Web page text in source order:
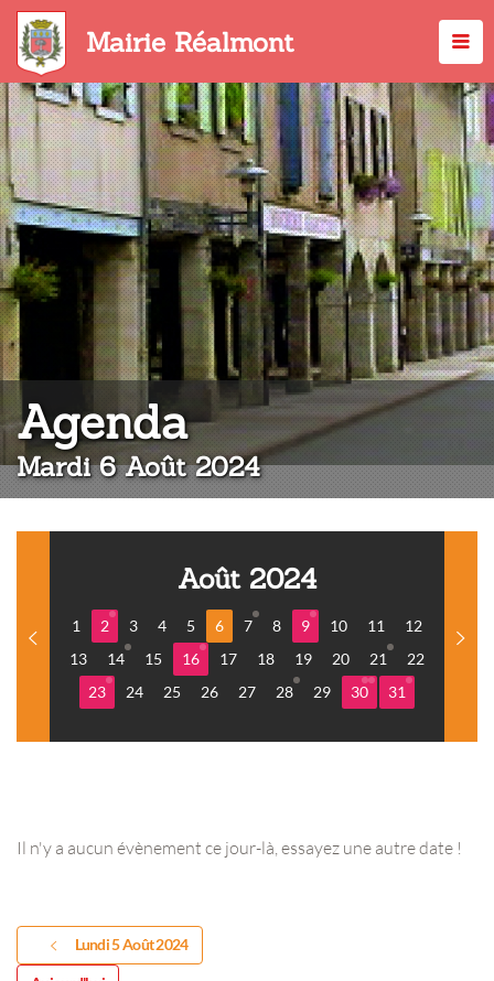
Aller
contenu
principal
Mairie Réalmont
Agenda:
Mardi 6 Août 2024
Août 2024
1 2 3 4 5 6 7 8 9 10 11
12
13
14 15 16 17 18 19 20 21
22
23
24 25 26 27 28 29 30 31
Il n'y a aucun évènement ce jour-là, essayez une autre date !
Lundi 5 Août 2024